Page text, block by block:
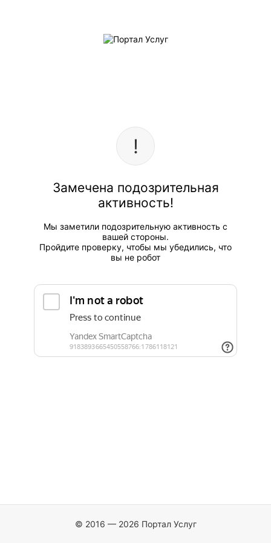
Замечена подозрительная
активность!
Мы заметили подозрительную активность с
вашей стороны.
Пройдите проверку, чтобы мы убедились, что
вы не робот
© 2016 — 2026 Портал Услуг